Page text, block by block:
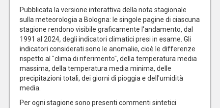
Pubblicata la versione interattiva della nota stagionale
sulla meteorologia a Bologna: le singole pagine di ciascuna
stagione rendono visibile graficamente l'andamento, dal
1991 al 2024, degli indicatori climatici presi in esame. Gli
indicatori considerati sono le anomalie, cioè le differenze
rispetto al "clima di riferimento", della temperatura media
massima, della temperatura media minima, delle
precipitazioni totali, dei giorni di pioggia e dell'umidità
media.
Per ogni stagione sono presenti commenti sintetici